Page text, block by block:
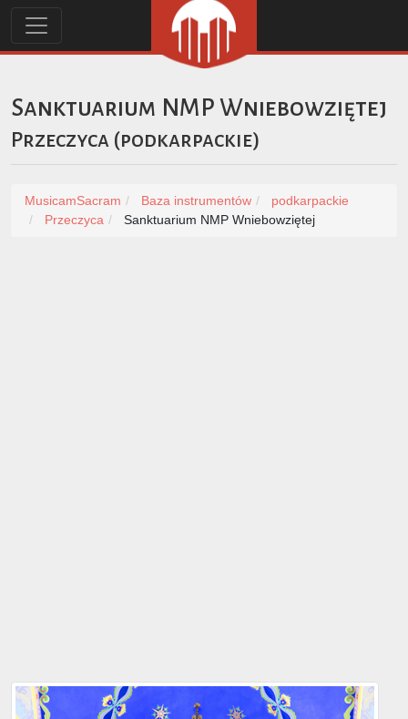
Sanktuarium NMP Wniebowziętej
Przeczyca (podkarpackie)
MusicamSacram Baza instrumentów
podkarpackie
Przeczyca
Sanktuarium NMP Wniebowziętej